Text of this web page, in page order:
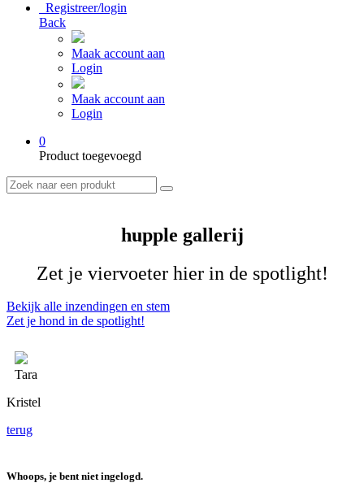
Registreer/login
Back
Maak account aan
Login
Maak account aan
Login
0
Product toegevoegd
hupple gallerij
Zet je viervoeter hier in de spotlight!
Bekijk alle inzendingen en stem
Zet je hond in de spotlight!
Tara
Kristel
terug
Whoops, je bent niet ingelogd.